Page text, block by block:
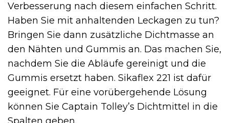
Verbesserung nach diesem einfachen Schritt.
Haben Sie mit anhaltenden Leckagen zu tun?
Bringen Sie dann zusätzliche Dichtmasse an
den Nähten und Gummis an. Das machen Sie,
nachdem Sie die Abläufe gereinigt und die
Gummis ersetzt haben. Sikaflex 221 ist dafür
geeignet. Für eine vorübergehende Lösung
können Sie Captain Tolley’s Dichtmittel in die